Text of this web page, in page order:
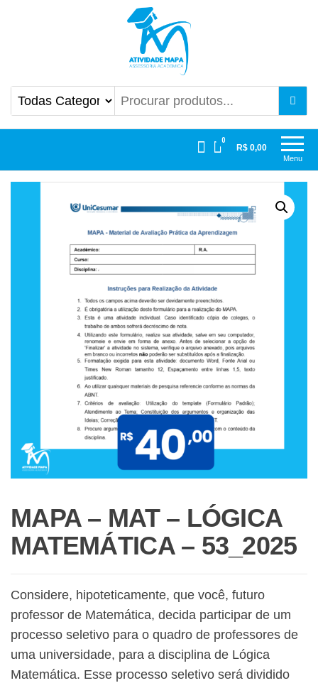
Atividade Mapa Mapa UniCesumar
Menu
0
R$ 0,00
MAPA – MAT – LÓGICA
MATEMÁTICA – 53_2025
Considere, hipoteticamente, que você, futuro
professor de Matemática, decida participar de um
processo seletivo para o quadro de professores de
uma universidade, para a disciplina de Lógica
Matemática. Esse processo seletivo será dividido